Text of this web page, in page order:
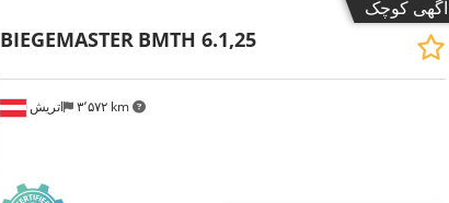
آگهی کوچک
اتریش ۳٬۵۷۲ km
BIEGEMASTER BMTH 6.1,25